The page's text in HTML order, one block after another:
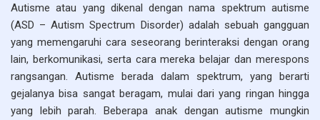
Autisme atau yang dikenal dengan nama spektrum autisme
(ASD – Autism Spectrum Disorder) adalah sebuah gangguan
yang memengaruhi cara seseorang berinteraksi dengan orang
lain, berkomunikasi, serta cara mereka belajar dan merespons
rangsangan. Autisme berada dalam spektrum, yang berarti
gejalanya bisa sangat beragam, mulai dari yang ringan hingga
yang lebih parah. Beberapa anak dengan autisme mungkin